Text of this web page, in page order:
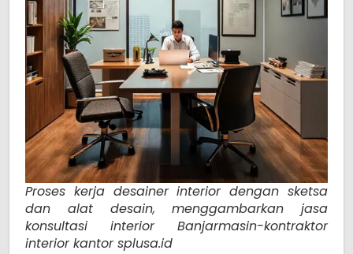
Proses kerja desainer interior dengan sketsa
dan alat desain, menggambarkan jasa
konsultasi interior Banjarmasin-kontraktor
interior kantor splusa.id